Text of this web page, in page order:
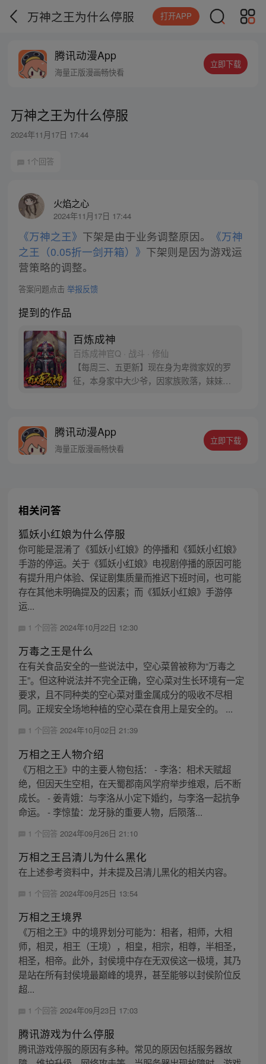
万神之王为什么停服 打开APP
腾讯动漫App
海量正版漫画畅快看
立即下载
万神之王为什么停服
2024年11月17日 17:44
1个回答
火焰之心
2024年11月17日 17:44
《万神之王》 下架是由于业务调整原因。
《万神
之王（0.05折一剑开箱）》 下架则是因为游戏运
营策略的调整。
答案问题点击 举报反馈
提到的作品
百炼成神
百炼成神官Q · 战斗 · 修仙
【每周三、五更新】现在身为卑微家奴的罗
征，本身家中大少爷，因家族败落，妹妹被
后的神秘力量到底是什么？参与周边活动请
加QQ粉丝群，关注微信公众号燃哉家族
腾讯动漫App
海量正版漫画畅快看
立即下载
相关问答
狐妖小红娘为什么停服
你可能是混淆了《狐妖小红娘》的停播和《狐妖小红娘》
手游的停运。关于《狐妖小红娘》电视剧停播的原因可能
有提升用户体验、保证剧集质量而推迟下班时间，也可能
存在其他未明确提及的因素；而《狐妖小红娘》手游停
运...
1 个回答 2024年10月22日 12:30
万毒之王是什么
在有关食品安全的一些说法中，空心菜曾被称为“万毒之
王”。但这种说法并不完全正确，空心菜对生长环境有一定
要求，且不同种类的空心菜对重金属成分的吸收不尽相
同。正规安全场地种植的空心菜在食用上是安全的。 ...
1 个回答 2024年10月02日 21:39
万相之王人物介绍
《万相之王》中的主要人物包括： - 李洛：相术天赋超
绝，但因天生空相，在天蜀郡南风学府举步维艰，后不断
成长。 - 姜青娥：与李洛从小定下婚约，与李洛一起抗争
命运。 - 李惊蛰：龙牙脉的重要人物，后陨落...
1 个回答 2024年09月26日 21:10
万相之王吕清儿为什么黑化
在上述参考资料中，并未提及吕清儿黑化的相关内容。
1 个回答 2024年09月25日 13:54
万相之王境界
《万相之王》中的境界划分可能为：相者，相师，大相
师，相灵，相王（王境），相皇，相宗，相尊，半相圣，
相圣，相帝。此外，封侯境中存在无双侯这一极境，其乃
是站在所有封侯境最巅峰的境界，甚至能够以封侯阶位反
超...
1 个回答 2024年09月23日 17:03
腾讯游戏为什么停服
腾讯游戏停服的原因有多种。常见的原因包括服务器故